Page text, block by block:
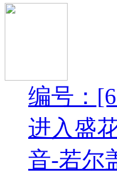
编号：
进入盛
音-若尔